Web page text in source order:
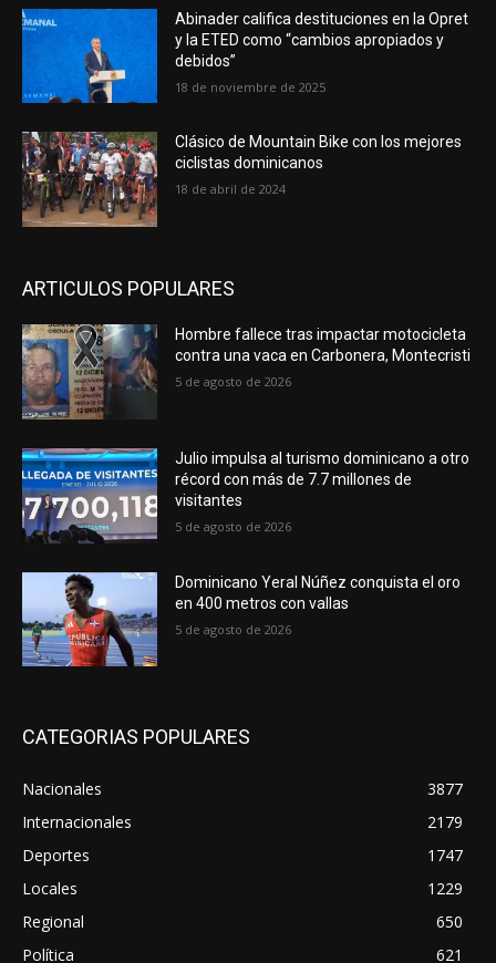
Abinader califica destituciones en la Opret
y la ETED como “cambios apropiados y
debidos”
18 de noviembre de 2025
Clásico de Mountain Bike con los mejores
ciclistas dominicanos
18 de abril de 2024
ARTICULOS POPULARES
Hombre fallece tras impactar motocicleta
contra una vaca en Carbonera, Montecristi
5 de agosto de 2026
Julio impulsa al turismo dominicano a otro
récord con más de 7.7 millones de
visitantes
5 de agosto de 2026
Dominicano Yeral Núñez conquista el oro
en 400 metros con vallas
5 de agosto de 2026
CATEGORIAS POPULARES
Nacionales
3877
Internacionales
2179
Deportes
1747
Locales
1229
Regional
650
Política
621